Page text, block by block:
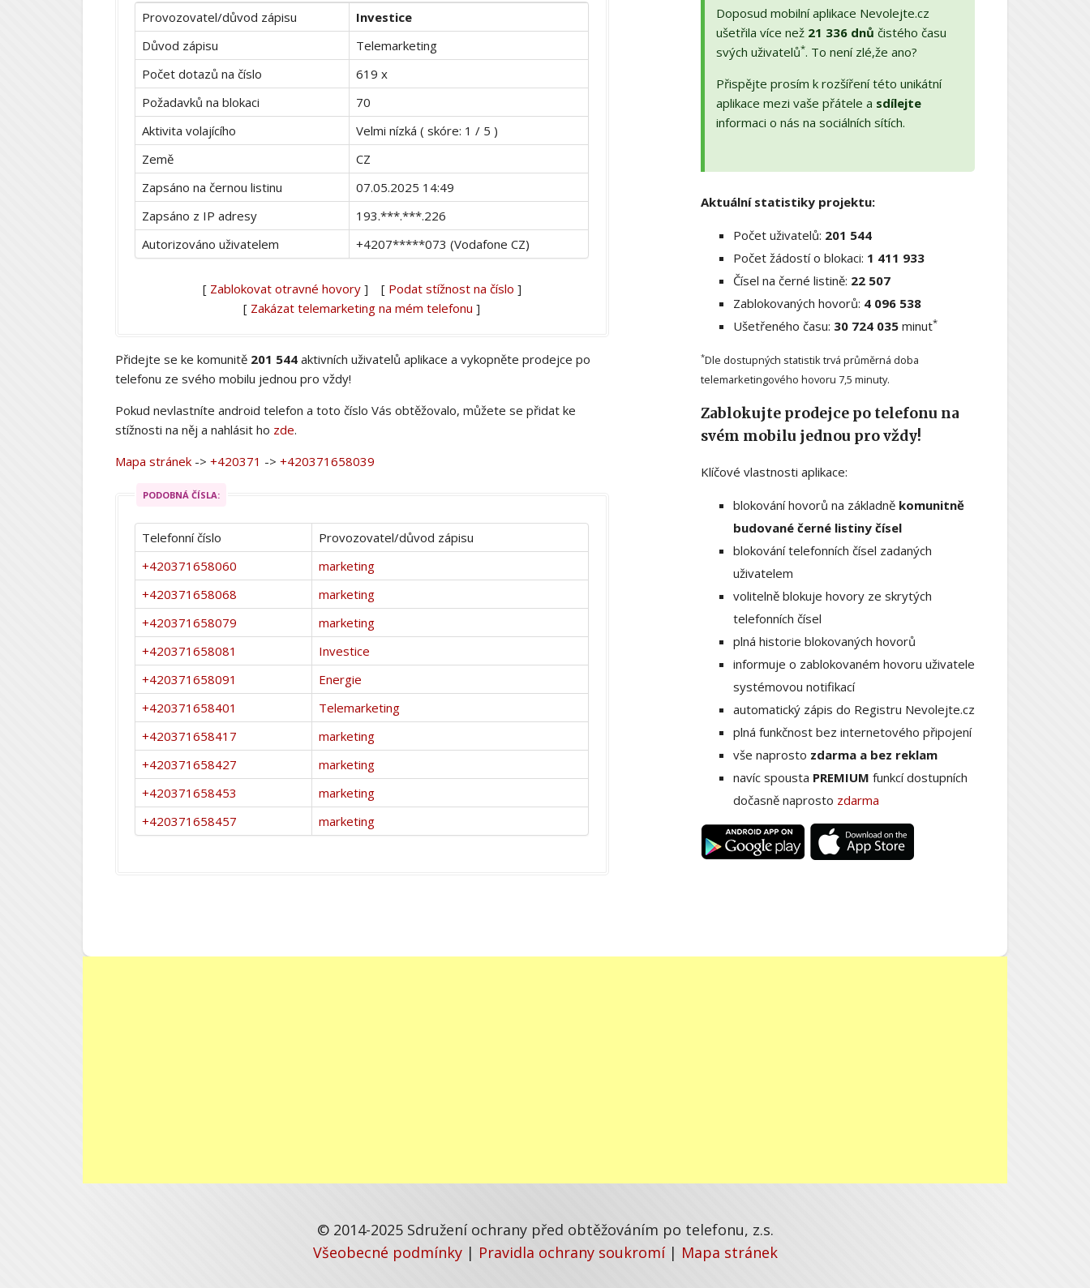
Provozovatel/důvod zápisu
Investice
Důvod zápisu
Telemarketing
Počet dotazů na číslo
619 x
Požadavků na blokaci
70
Aktivita volajícího
Velmi nízká ( skóre: 1 / 5 )
Země
CZ
Zapsáno na černou listinu
07.05.2025 14:49
Zapsáno z IP adresy
193.***.***.226
Autorizováno uživatelem
+4207*****073 (Vodafone CZ)
[ Zablokovat otravné hovory] [ Podat stížnost na číslo ]
[ Zakázat telemarketing na mém telefonu ]
Přidejte se ke komunitě 201 544 aktivních uživatelů aplikace a vykopněte prodejce po
telefonu ze svého mobilu jednou pro vždy!
Pokud nevlastníte android telefon a toto číslo Vás obtěžovalo, můžete se přidat ke
stížnosti na něj a nahlásit ho zde.
Mapa stránek -> +420371 -> +420371658039
PODOBNÁ ČÍSLA:
Telefonní číslo
Provozovatel/důvod zápisu
+420371658060
marketing
+420371658068
marketing
+420371658079
marketing
+420371658081
Investice
+420371658091
Energie
+420371658401
Telemarketing
+420371658417
marketing
+420371658427
marketing
+420371658453
marketing
+420371658457
marketing
Doposud mobilní aplikace Nevolejte.cz
ušetřila více než 21 336 dnů čistého času
svých uživatelů*. To není zlé,že ano?
Přispějte prosím k rozšíření této unikátní
aplikace mezi vaše přátele a sdílejte
informaci o nás na sociálních sítích.
Aktuální statistiky projektu:
Počet uživatelů: 201 544
Počet žádostí o blokaci: 1 411 933
Čísel na černé listině: 22 507
Zablokovaných hovorů: 4 096 538
Ušetřeného času: 30 724 035minut*
*Dle dostupných statistik trvá průměrná doba
telemarketingového hovoru 7,5 minuty.
Zablokujte prodejce po telefonu na
svém mobilu jednou pro vždy!
Klíčové vlastnosti aplikace:
blokování hovorů na základně komunitně
budované černé listiny čísel
blokování telefonních čísel zadaných
uživatelem
volitelně blokuje hovory ze skrytých
telefonních čísel
plná historie blokovaných hovorů
informuje o zablokovaném hovoru uživatele
systémovou notifikací
automatický zápis do Registru Nevolejte.cz
plná funkčnost bez internetového připojení
vše naprosto zdarma a bez reklam
navíc spousta PREMIUM funkcí dostupních
dočasně naprosto zdarma
© 2014-2025 Sdružení ochrany před obtěžováním po telefonu, z.s.
Všeobecné podmínky | Pravidla ochrany soukromí | Mapa stránek